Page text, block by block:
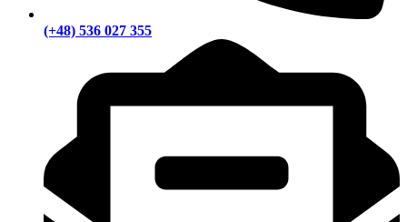
(+48) 536 027 355